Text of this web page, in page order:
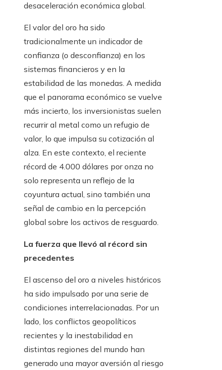
desaceleración económica global.
El valor del oro ha sido
tradicionalmente un indicador de
confianza (o desconfianza) en los
sistemas financieros y en la
estabilidad de las monedas. A medida
que el panorama económico se vuelve
más incierto, los inversionistas suelen
recurrir al metal como un refugio de
valor, lo que impulsa su cotización al
alza. En este contexto, el reciente
récord de 4.000 dólares por onza no
solo representa un reflejo de la
coyuntura actual, sino también una
señal de cambio en la percepción
global sobre los activos de resguardo.
La fuerza que llevó al récord sin
precedentes
El ascenso del oro a niveles históricos
ha sido impulsado por una serie de
condiciones interrelacionadas. Por un
lado, los conflictos geopolíticos
recientes y la inestabilidad en
distintas regiones del mundo han
generado una mayor aversión al riesgo